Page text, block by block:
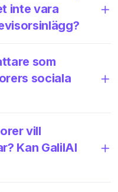
inte vara
som
sociala
vill
Kan GalilAI